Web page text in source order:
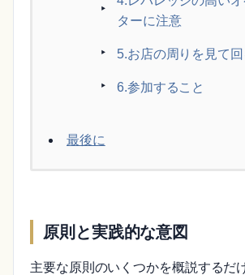
ターに注意
5.お店の周りを見て回
6.参加すること
最後に
原則と実践的な意図
主要な原則のいくつかを概説するだ